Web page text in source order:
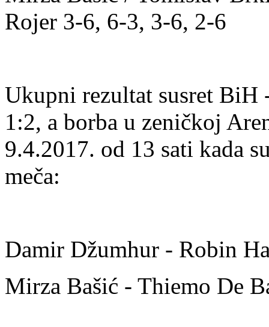
Rojer 3-6, 6-3, 3-6, 2-6
Ukupni rezultat susret BiH
1:2, a borba u zeničkoj
9.4.2017. od 13 sati kada
meča:
Damir Džumhur - Robin
Mirza Bašić - Thiemo De